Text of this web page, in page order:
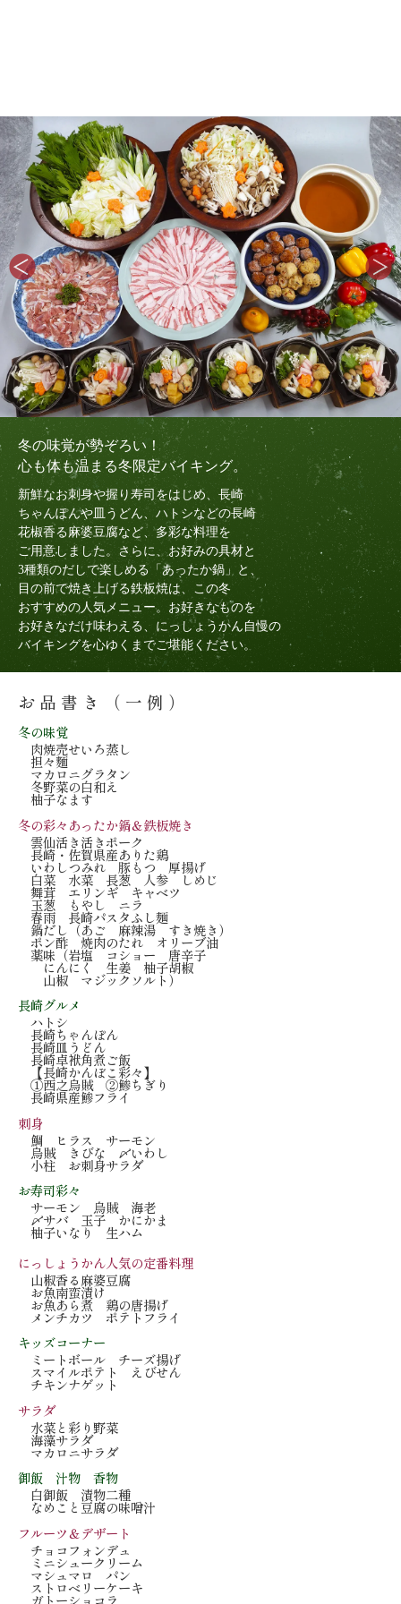
冬の味覚が勢ぞろい！
心も体も温まる冬限定バイキング。
新鮮なお刺身や握り寿司をはじめ、長崎
ちゃんぽんや皿うどん、ハトシなどの長崎
花椒香る麻婆豆腐など、多彩な料理を
ご用意しました。さらに、お好みの具材と
3種類のだしで楽しめる「あったか鍋」と、
目の前で焼き上げる鉄板焼は、この冬
おすすめの人気メニュー。お好きなものを
お好きなだけ味わえる、にっしょうかん自慢の
バイキングを心ゆくまでご堪能ください。
お品書き（一例）
冬の味覚
肉焼売せいろ蒸し
担々麵
マカロニグラタン
冬野菜の白和え
柚子なます
冬の彩々あったか鍋＆鉄板焼き
雲仙活き活きポーク
長崎・佐賀県産ありた鶏
いわしつみれ 豚もつ 厚揚げ
白菜 水菜 長葱 人参 しめじ
舞茸 エリンギ キャベツ
玉葱 もやし ニラ
春雨 長崎パスタふし麺
鍋だし（あご 麻辣湯 すき焼き）
ポン酢 焼肉のたれ オリーブ油
薬味（岩塩 コショー 唐辛子
にんにく 生姜 柚子胡椒
山椒 マジックソルト）
長崎グルメ
ハトシ
長崎ちゃんぽん
長崎皿うどん
長崎卓袱角煮ご飯
【長崎かんぼこ彩々】
①西之烏賊 ②鯵ちぎり
長崎県産鯵フライ
刺身
鯛 ヒラス サーモン
烏賊 きびな 〆いわし
小柱 お刺身サラダ
お寿司彩々
サーモン 烏賊 海老
〆サバ 玉子 かにかま
柚子いなり 生ハム
にっしょうかん人気の定番料理
山椒香る麻婆豆腐
お魚南蛮漬け
お魚あら煮 鶏の唐揚げ
メンチカツ ポテトフライ
キッズコーナー
ミートボール チーズ揚げ
スマイルポテト えびせん
チキンナゲット
サラダ
水菜と彩り野菜
海藻サラダ
マカロニサラダ
御飯 汁物 香物
白御飯 漬物二種
なめこと豆腐の味噌汁
フルーツ＆デザート
チョコフォンデュ
ミニシュークリーム
マシュマロ パン
ストロベリーケーキ
ガトーショコラ